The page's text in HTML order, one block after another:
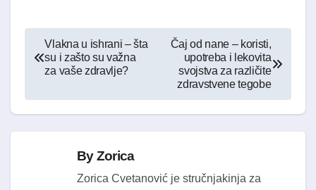
Kretanje
članka
Vlakna u ishrani – šta
su i zašto su važna
za vaše zdravlje?
Čaj od nane – koristi,
upotreba i lekovita
svojstva za različite
zdravstvene tegobe
ByZorica
Zorica Cvetanović je stručnjakinja za